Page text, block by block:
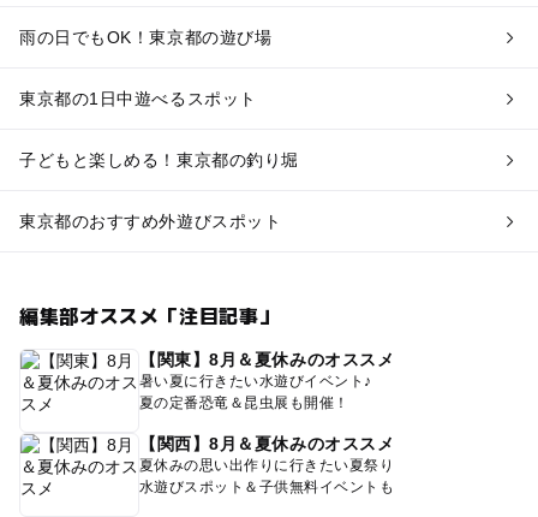
雨の日でもOK！東京都の遊び場
東京都の1日中遊べるスポット
子どもと楽しめる！東京都の釣り堀
東京都のおすすめ外遊びスポット
編集部オススメ「注目記事」
【関東】8月＆夏休みのオススメ
暑い夏に行きたい水遊びイベント♪
夏の定番恐竜＆昆虫展も開催！
【関西】8月＆夏休みのオススメ
夏休みの思い出作りに行きたい夏祭り
水遊びスポット＆子供無料イベントも